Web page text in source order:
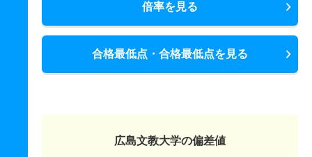
倍率を見る
合格最低点・合格最低点を見る
広島文教大学の偏差値